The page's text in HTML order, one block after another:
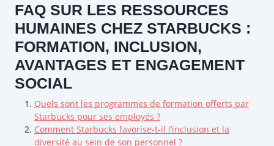
FAQ SUR LES RESSOURCES
HUMAINES CHEZ STARBUCKS :
FORMATION, INCLUSION,
AVANTAGES ET ENGAGEMENT
SOCIAL
Quels sont les programmes de formation offerts par
Starbucks pour ses employés ?
Comment Starbucks favorise-t-il l’inclusion et la
diversité au sein de son personnel ?